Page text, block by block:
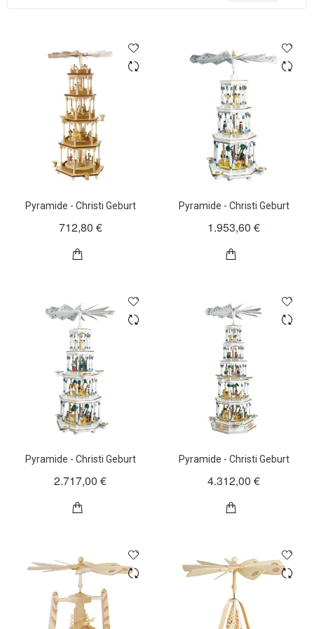
Pyramide - Christi Geburt
712,80 €
Pyramide - Christi Geburt
1.953,60 €
Pyramide - Christi Geburt
2.717,00 €
Pyramide - Christi Geburt
4.312,00 €